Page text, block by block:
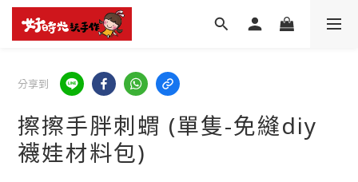
分享到
擦擦手胖刺蝟 (單隻-免縫diy
襪娃材料包)